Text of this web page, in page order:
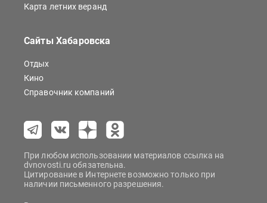
Карта летних веранд
Сайты Хабаровска
Отдых
Кино
Справочник компаний
При любом использовании материалов ссылка на
dvnovosti.ru обязательна.
Цитирование в Интернете возможно только при
наличии письменного разрешения.